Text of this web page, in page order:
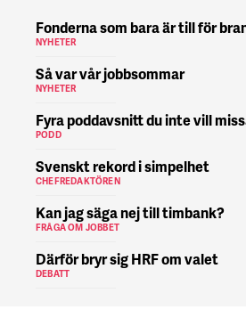
Fonderna som bara är till för
NYHETER
Så var vår jobbsommar
NYHETER
Fyra poddavsnitt du inte vill
PODD
Svenskt rekord i simpelhet
CHEFREDAKTÖREN
Kan jag säga nej till timbank?
FRÅGA OM JOBBET
Därför bryr sig HRF om valet
DEBATT